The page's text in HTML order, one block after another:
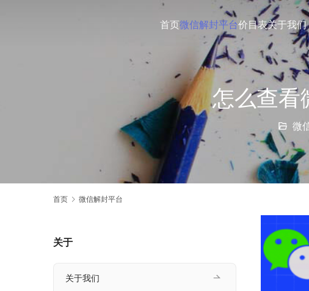
首页微信解封平台价目表关于我们
怎么查看
微
首页 微信解封平台
关于
关于我们